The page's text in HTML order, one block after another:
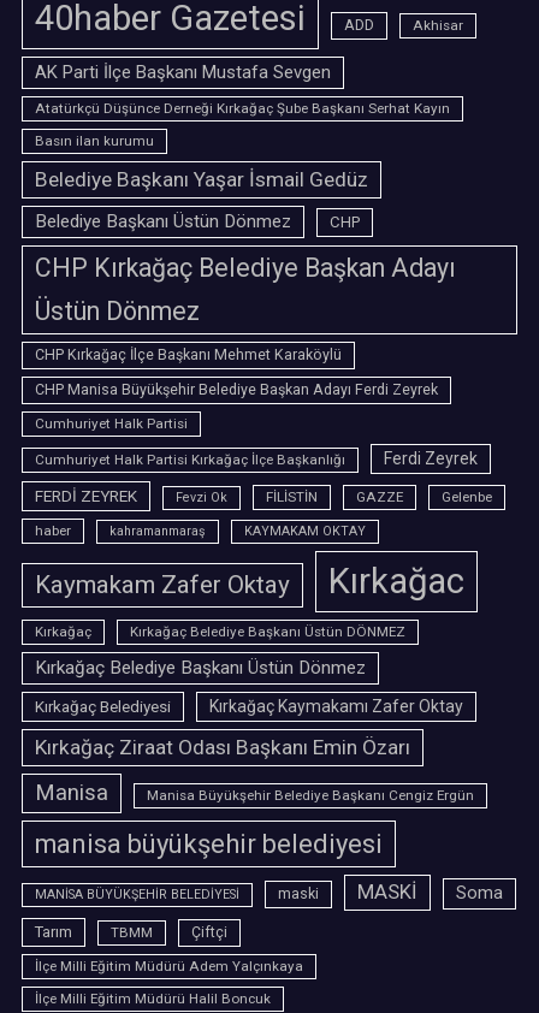
40haber Gazetesi ADD Akhisar
AK Parti İlçe Başkanı Mustafa Sevgen
Atatürkçü Düşünce Derneği Kırkağaç Şube Başkanı Serhat Kayın
Basın ilan kurumu
Belediye Başkanı Yaşar İsmail Gedüz
Belediye Başkanı Üstün Dönmez CHP
CHP Kırkağaç Belediye Başkan Adayı
Üstün Dönmez
CHP Kırkağaç İlçe Başkanı Mehmet Karaköylü
CHP Manisa Büyükşehir Belediye Başkan Adayı Ferdi Zeyrek
Cumhuriyet Halk Partisi
Cumhuriyet Halk Partisi Kırkağaç İlçe Başkanlığı
Ferdi Zeyrek
FERDİ ZEYREK
Fevzi Ok FİLİSTİN GAZZE
Gelenbe
haber
kahramanmaraş KAYMAKAM OKTAY
Kaymakam Zafer Oktay Kırkağac
Kırkağaç Kırkağaç Belediye Başkanı Üstün DÖNMEZ
Kırkağaç Belediye Başkanı Üstün Dönmez
Kırkağaç Belediyesi Kırkağaç Kaymakamı Zafer Oktay
Kırkağaç Ziraat Odası Başkanı Emin Özarı
Manisa Manisa Büyükşehir Belediye Başkanı Cengiz Ergün
manisa büyükşehir belediyesi
MANİSA BÜYÜKŞEHİR BELEDİYESİ maski MASKİ Soma
Tarım TBMM
Çiftçi
İlçe Milli Eğitim Müdürü Adem Yalçınkaya
İlçe Milli Eğitim Müdürü Halil Boncuk